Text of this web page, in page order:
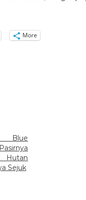
More
Blue
Hutan
Sejuk